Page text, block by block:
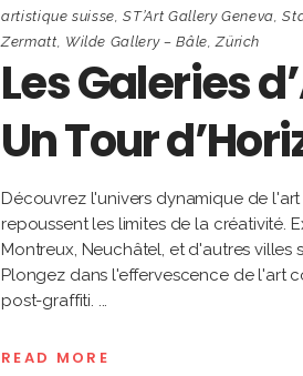
artistique suisse,ST’Art Gallery Geneva,
Zermatt, Wilde Gallery – Bâle,Zürich
Les Galeries
Un Tour
Découvrez l'univers dynamique de
repoussent les limites de la créativité.
Montreux, Neuchâtel, et d'autres villes
Plongez dans l'effervescence de l'art
post-graffiti.
READ MORE